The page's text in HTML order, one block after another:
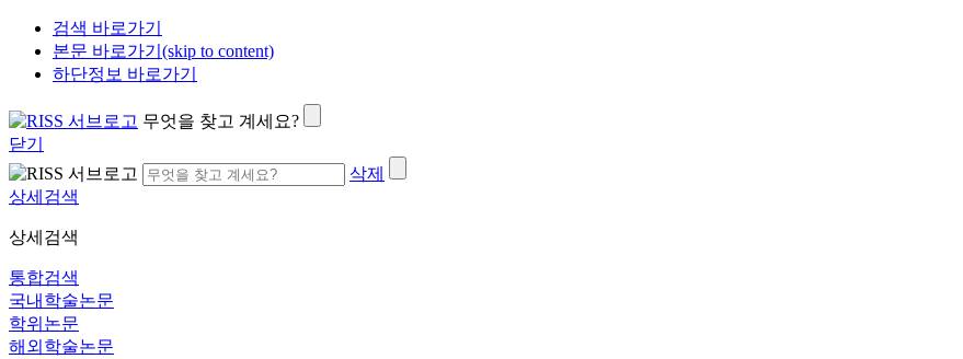
검색 바로가기
본문 바로가기(skip to content)
하단정보 바로가기
무엇을 찾고 계세요?
닫기
삭제
상세검색
상세검색
통합검색
국내학술논문
학위논문
해외학술논문